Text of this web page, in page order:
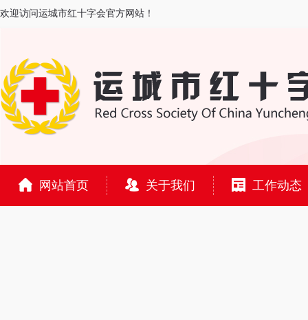
欢迎访问运城市红十字会官方网站！
网站首页 关于我们 工作动态